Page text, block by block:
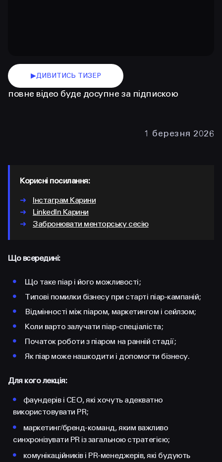
+38 097 015 92 72
+38 099 236 68 38
▶ДИВИТИСЬ ТИЗЕР
повне відео буде досупне за підпискою
1 березня 2026
Корисні посилання:
➜
Інстаграм Карини
➜
LinkedIn Карини
➜
Забронювати менторську сесію
Що всередині:
•
Що таке піар і його можливості;
•
Типові помилки бізнесу при старті піар-кампаній;
•
Відмінності між піаром, маркетингом і сейлзом;
•
Коли варто залучати піар-спеціаліста;
•
Початок роботи з піаром на ранній стадії;
•
Як піар може нашкодити і допомогти бізнесу.
Для кого лекція:
•
фаундерів і CEO, які хочуть адекватно
використовувати PR;
•
маркетинг/бренд-команд, яким важливо
синхронізувати PR із загальною стратегією;
•
комунікаційників і PR-менеджерів, які будують